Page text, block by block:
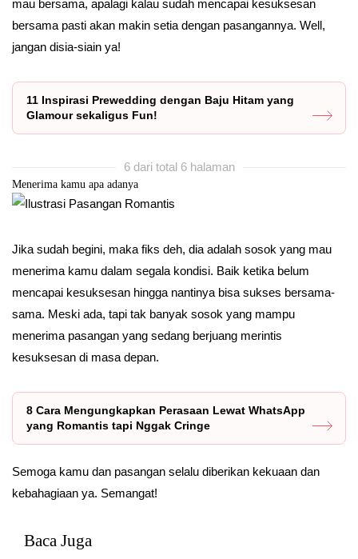
mau bersama, apalagi kalau sudah mencapai kesuksesan
bersama pasti akan makin setia dengan pasangannya. Well,
jangan disia-siain ya!
11 Inspirasi Prewedding dengan Baju Hitam yang
Glamour sekaligus Fun!
6 dari total 6 halaman
Menerima kamu apa adanya
Jika sudah begini, maka fiks deh, dia adalah sosok yang mau
menerima kamu dalam segala kondisi. Baik ketika belum
mencapai kesuksesan hingga nantinya bisa sukses bersama-
sama. Meski ada, tapi tak banyak sosok yang mampu
menerima pasangan yang sedang berjuang merintis
kesuksesan di masa depan.
8 Cara Mengungkapkan Perasaan Lewat WhatsApp
yang Romantis tapi Nggak Cringe
Semoga kamu dan pasangan selalu diberikan kekuaan dan
kebahagiaan ya. Semangat!
Baca Juga